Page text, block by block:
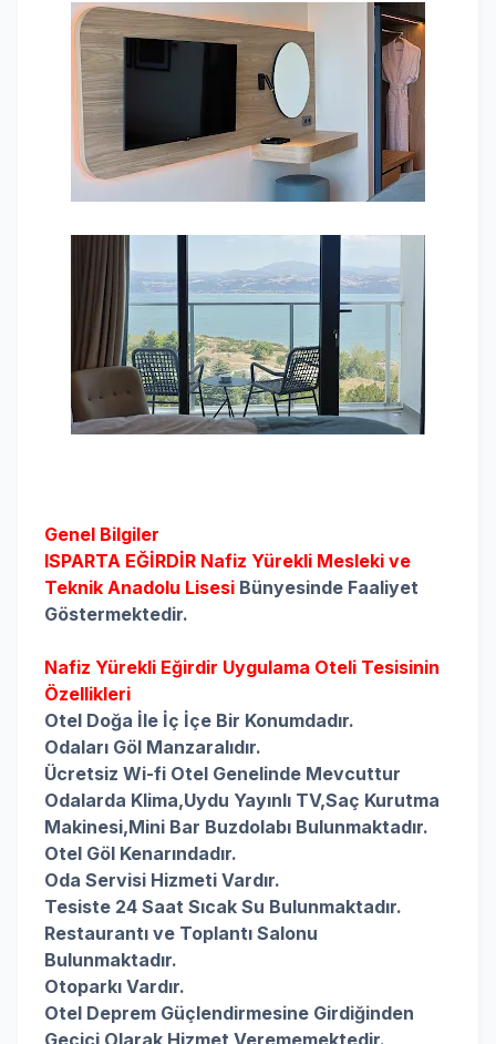
Genel Bilgiler
ISPARTA EĞİRDİR Nafiz Yürekli Mesleki ve
Teknik Anadolu Lisesi Bünyesinde Faaliyet
Göstermektedir.
Nafiz Yürekli Eğirdir Uygulama Oteli Tesisinin
Özellikleri
Otel Doğa İle İç İçe Bir Konumdadır.
Odaları Göl Manzaralıdır.
Ücretsiz Wi-fi Otel Genelinde Mevcuttur
Odalarda Klima,Uydu Yayınlı TV,Saç Kurutma
Makinesi,Mini Bar Buzdolabı Bulunmaktadır.
Otel Göl Kenarındadır.
Oda Servisi Hizmeti Vardır.
Tesiste 24 Saat Sıcak Su Bulunmaktadır.
Restaurantı ve Toplantı Salonu
Bulunmaktadır.
Otoparkı Vardır.
Otel Deprem Güçlendirmesine Girdiğinden
Geçici Olarak Hizmet Verememektedir.